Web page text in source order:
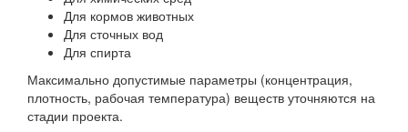
Для кормов животных
Для сточных вод
Для спирта
Максимально допустимые параметры (концентрация,
плотность, рабочая температура) веществ уточняются на
стадии проекта.